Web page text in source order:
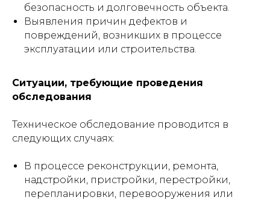
безопасность и долговечность объекта.
Выявления причин дефектов и
повреждений, возникших в процессе
эксплуатации или строительства.
Ситуации, требующие проведения
обследования
Техническое обследование проводится в
следующих случаях:
В процессе реконструкции, ремонта,
надстройки, пристройки, перестройки,
перепланировки, перевооружения или